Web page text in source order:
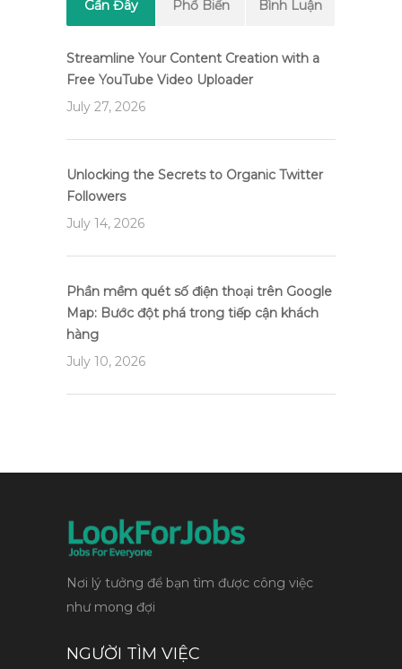
Gần Đây Phổ Biến Bình Luận
Streamline Your Content Creation with a
Free YouTube Video Uploader
July 27, 2026
Unlocking the Secrets to Organic Twitter
Followers
July 14, 2026
Phần mềm quét số điện thoại trên Google
Map: Bước đột phá trong tiếp cận khách
hàng
July 10, 2026
Nơi lý tưởng để bạn tìm được công việc
như mong đợi
NGƯỜI TÌM VIỆC